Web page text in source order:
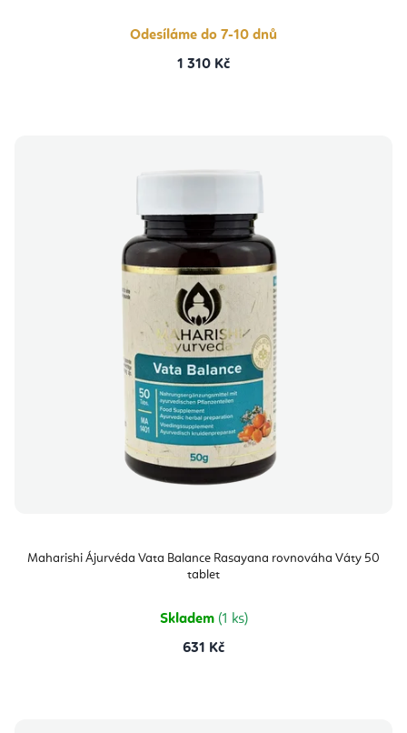
Odesíláme do 7-10 dnů
1 310 Kč
Maharishi Ájurvéda Vata Balance Rasayana rovnováha Váty 50
tablet
Skladem (1 ks)
631 Kč